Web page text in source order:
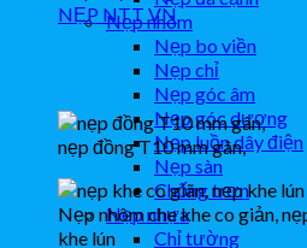
Nẹp nhôm
Nẹp bo viền
Nẹp chỉ
Nẹp góc âm
Nẹp góc dương
Nẹp luồn dây điện
Nẹp sàn
Chống trơn
Nẹp nhựa
Chỉ tường
NẸP NTT VN
nẹp đồng T10 mm gân,
Nẹp nhôm che khe co giản,
khe lún